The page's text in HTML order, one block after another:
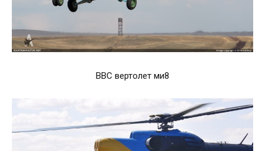
ВВС вертолет ми8